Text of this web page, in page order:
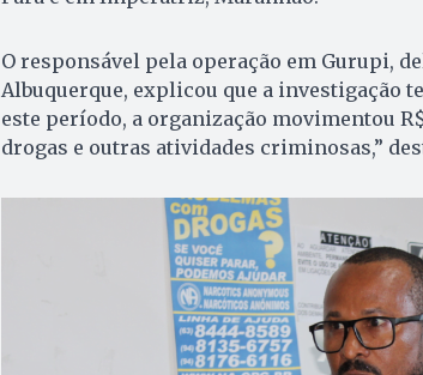
O responsável pela operação em Gurupi,
Albuquerque, explicou que a investigação
este período, a organização movimentou
drogas e outras atividades criminosas,”